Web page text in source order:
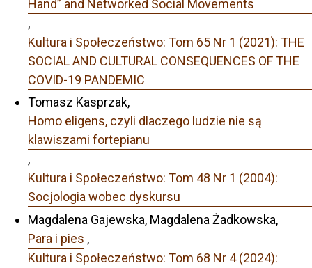
Hand” and Networked Social Movements
,
Kultura i Społeczeństwo: Tom 65 Nr 1 (2021): THE
SOCIAL AND CULTURAL CONSEQUENCES OF THE
COVID-19 PANDEMIC
Tomasz Kasprzak,
Homo eligens, czyli dlaczego ludzie nie są
klawiszami fortepianu
,
Kultura i Społeczeństwo: Tom 48 Nr 1 (2004):
Socjologia wobec dyskursu
Magdalena Gajewska, Magdalena Żadkowska,
Para i pies ,
Kultura i Społeczeństwo: Tom 68 Nr 4 (2024):